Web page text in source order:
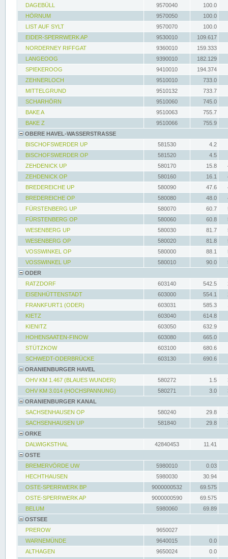
DAGEBÜLL 9570040
100.0
HÖRNUM
9570050
100.0
LIST AUF SYLT
9570070
100.0
EIDER-SPERRWERK AP
9530010
109.617
NORDERNEY RIFFGAT
9360010
159.333
LANGEOOG
9390010
182.129
SPIEKEROOG
9410010
194.374
ZEHNERLOCH
9510010
733.0
MITTELGRUND
9510132
733.7
SCHARHÖRN
9510060
745.0
BAKE A
9510063
755.7
BAKE Z
9510066
755.9
OBERE HAVEL-WASSERSTRASSE
BISCHOFSWERDER UP
581530
4.2
BISCHOFSWERDER OP
581520
4.5
ZEHDENICK UP
580170 15.8
ZEHDENICK OP
580160 16.1
BREDEREICHE UP
580090 47.6
BREDEREICHE OP
580080 48.0
FÜRSTENBERG UP
580070 60.7
FÜRSTENBERG OP
580060 60.8
WESENBERG UP
580030 81.7
WESENBERG OP
580020 81.8
VOSSWINKEL OP
580000 88.1
VOSSWINKEL UP
580010 90.0
ODER
RATZDORF
603140 542.5
EISENHÜTTENSTADT
603000 554.1
FRANKFURT1 (ODER)
603031 585.3
KIETZ
603040
614.8
KIENITZ
603050
632.9
HOHENSAATEN-FINOW
603080
665.0
STÜTZKOW
603100
680.6
SCHWEDT-ODERBRÜCKE
603130
690.6
ORANIENBURGER HAVEL
OHV KM 1.467 (BLAUES WUNDER)
580272 1.5
OHV KM 3.014 (HOCHSPANNUNG)
580271 3.0
ORANIENBURGER KANAL
SACHSENHAUSEN OP
580240 29.8
SACHSENHAUSEN UP
581840 29.8
ORKE
DALWIGKSTHAL
42840453
11.41
OSTE
BREMERVÖRDE UW
5980010
0.03
HECHTHAUSEN
5980030
30.94
OSTE-SPERRWERK BP
9000000532
69.575
OSTE-SPERRWERK AP
9000000590
69.575
BELUM
5980060
69.89
OSTSEE
PREROW
9650027
WARNEMÜNDE
9640015
0.0
ALTHAGEN
9650024
0.0